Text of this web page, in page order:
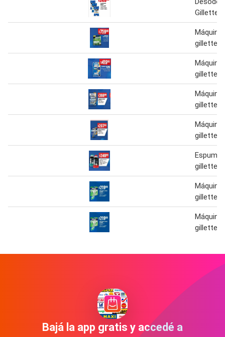
Gillette
gillette
gillette
gillette
gillette
Espuma
gillette
gillette
gillette
Bajá la app gratis y accedé a